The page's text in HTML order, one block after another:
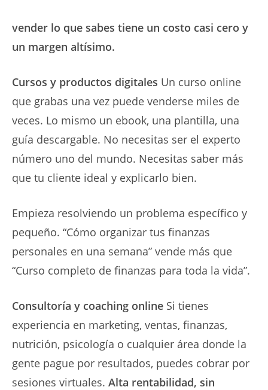
vender lo que sabes tiene un costo casi cero y
un margen altísimo.
Cursos y productos digitales Un curso online
que grabas una vez puede venderse miles de
veces. Lo mismo un ebook, una plantilla, una
guía descargable. No necesitas ser el experto
número uno del mundo. Necesitas saber más
que tu cliente ideal y explicarlo bien.
Empieza resolviendo un problema específico y
pequeño. “Cómo organizar tus finanzas
personales en una semana” vende más que
“Curso completo de finanzas para toda la vida”.
Consultoría y coaching online Si tienes
experiencia en marketing, ventas, finanzas,
nutrición, psicología o cualquier área donde la
gente pague por resultados, puedes cobrar por
sesiones virtuales. Alta rentabilidad, sin